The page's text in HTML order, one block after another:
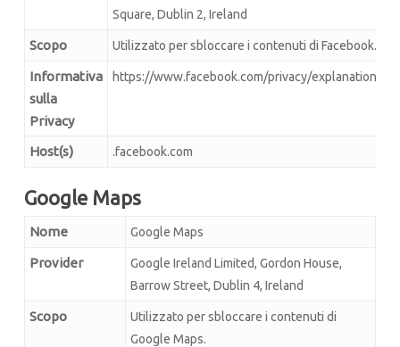
Square, Dublin 2, Ireland
Scopo Utilizzato per sbloccare i contenuti di Facebook.
Informativa
sulla
Privacy
https://www.facebook.com/privacy/explanation
Host(s) .facebook.com
Google Maps
Nome Google Maps
Provider
Google Ireland Limited, Gordon House,
Barrow Street, Dublin 4, Ireland
Scopo
Utilizzato per sbloccare i contenuti di
Google Maps.